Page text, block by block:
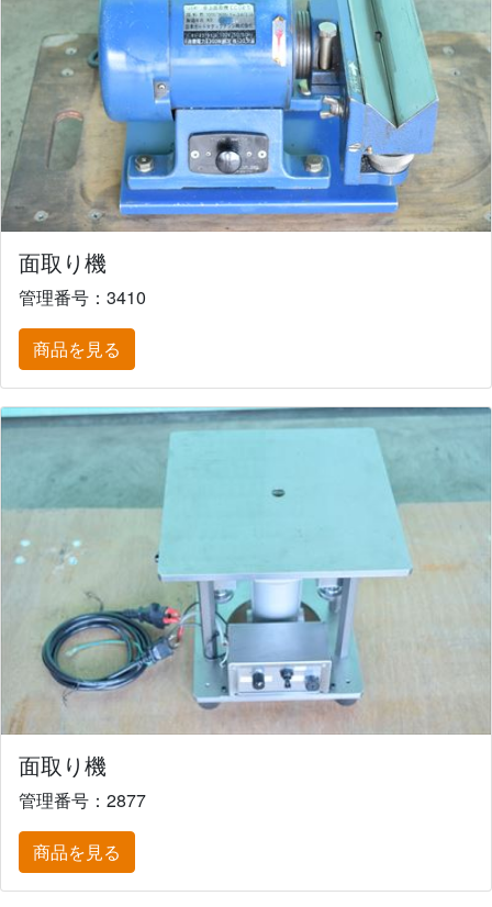
面取り機
管理番号：3410
商品を見る
面取り機
管理番号：2877
商品を見る